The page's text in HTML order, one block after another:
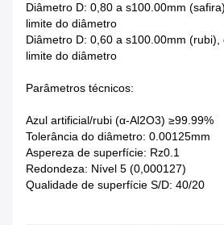
Diâmetro D: 0,80 a s100.00mm
limite do diâmetro
Diâmetro D: 0,60 a s100.00mm
limite do diâmetro
Parâmetros técnicos:
Azul artificial/rubi (α-Al2O3) ≥99.99%
Tolerância do diâmetro: 0.00125mm
Aspereza de superfície: Rz0.1
Redondeza: Nível 5 (0,000127)
Qualidade de superfície S/D: 40/20